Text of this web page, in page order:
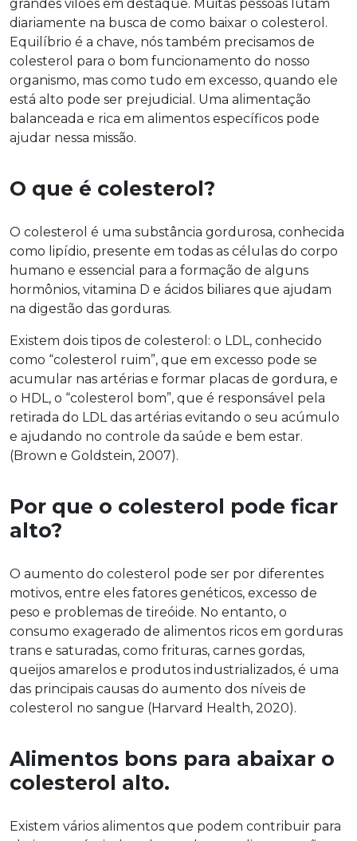
grandes vilões em destaque. Muitas pessoas lutam
diariamente na busca de como baixar o colesterol.
Equilíbrio é a chave, nós também precisamos de
colesterol para o bom funcionamento do nosso
organismo, mas como tudo em excesso, quando ele
está alto pode ser prejudicial. Uma alimentação
balanceada e rica em alimentos específicos pode
ajudar nessa missão.
O que é colesterol?
O colesterol é uma substância gordurosa, conhecida
como lipídio, presente em todas as células do corpo
humano e essencial para a formação de alguns
hormônios, vitamina D e ácidos biliares que ajudam
na digestão das gorduras.
Existem dois tipos de colesterol: o LDL, conhecido
como “colesterol ruim”, que em excesso pode se
acumular nas artérias e formar placas de gordura, e
o HDL, o “colesterol bom”, que é responsável pela
retirada do LDL das artérias evitando o seu acúmulo
e ajudando no controle da saúde e bem estar.
(Brown e Goldstein, 2007).
Por que o colesterol pode ficar
alto?
O aumento do colesterol pode ser por diferentes
motivos, entre eles fatores genéticos, excesso de
peso e problemas de tireóide. No entanto, o
consumo exagerado de alimentos ricos em gorduras
trans e saturadas, como frituras, carnes gordas,
queijos amarelos e produtos industrializados, é uma
das principais causas do aumento dos níveis de
colesterol no sangue (Harvard Health, 2020).
Alimentos bons para abaixar o
colesterol alto.
Existem vários alimentos que podem contribuir para